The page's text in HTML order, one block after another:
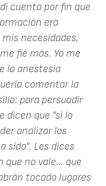
cuenta por fin que
era
necesidades,
fié más. Yo me
la anestesia
comentar la
para persuadir
dicen que "si lo
analizar los
sido". Les dices
no vale... que
tocado lugares